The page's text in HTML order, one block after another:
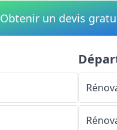
Obtenir un devis